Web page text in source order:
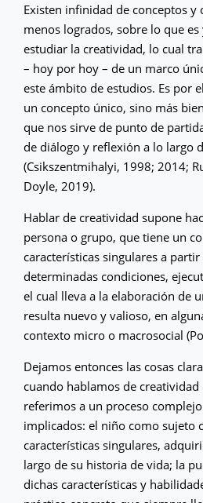
Existen infinidad de conceptos y
menos logrados, sobre lo que
estudiar la creatividad, lo cual
– hoy por hoy – de un marco
este ámbito de estudios. Es por
un concepto único, sino más
que nos sirve de punto de
de diálogo y reflexión a lo largo
(Csikszentmihalyi, 1998; 2014;
Doyle, 2019).
Hablar de creatividad supone
persona o grupo, que tiene un
características singulares a partir
determinadas condiciones,
el cual lleva a la elaboración de
resulta nuevo y valioso, en
contexto micro o macrosocial
Dejamos entonces las cosas
cuando hablamos de
referimos a un proceso
implicados: el niño como sujeto
características singulares,
largo de su historia de vida; la
dichas características y